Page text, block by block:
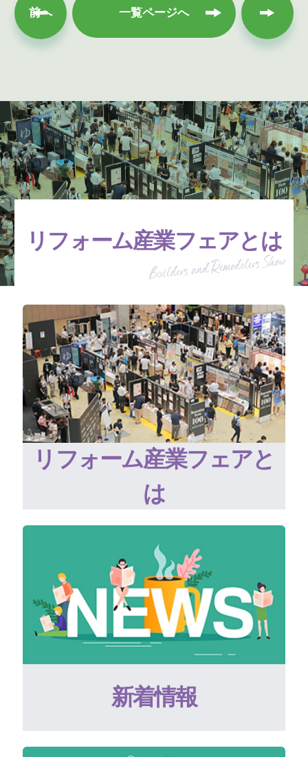
前へ 一覧ページへ
次へ
リフォーム産業フェアとは
リフォーム産業フェアと
は
新着情報